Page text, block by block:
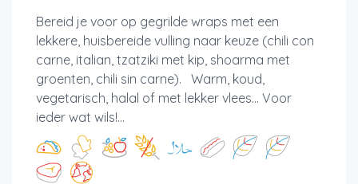
Bereid je voor op gegrilde wraps met een
lekkere, huisbereide vulling naar keuze (chili con
carne, italian, tzatziki met kip, shoarma met
groenten, chili sin carne). Warm, koud,
vegetarisch, halal of met lekker vlees... Voor
ieder wat wils!...